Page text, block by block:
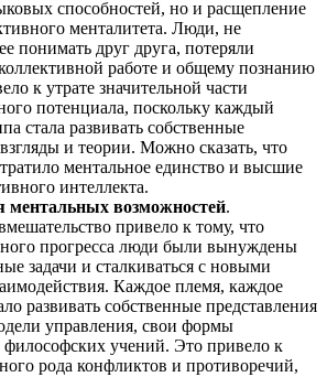
способностей, но и расщепление
менталитета. Люди, не
понимать друг друга, потеряли
работе и общему познанию
к утрате значительной части
потенциала, поскольку каждый
стала развивать собственные
и теории. Можно сказать, что
ментальное единство и высшие
интеллекта.
ментальных возможностей.
привело к тому, что
прогресса люди были вынуждены
задачи и сталкиваться с новыми
Каждое племя, каждое
развивать собственные представления
управления, свои формы
учений. Это привело к
рода конфликтов и противоречий,